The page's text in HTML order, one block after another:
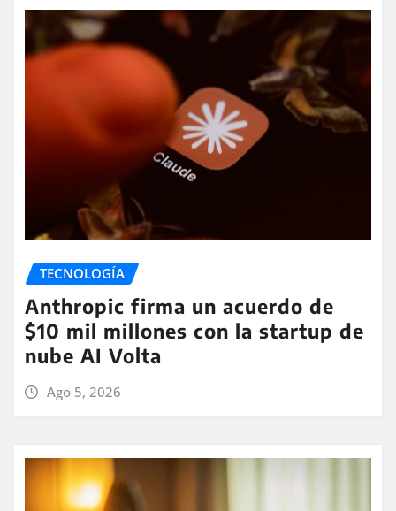
TECNOLOGÍA
Anthropic firma un acuerdo de
$10 mil millones con la startup de
nube AI Volta
Ago 5, 2026